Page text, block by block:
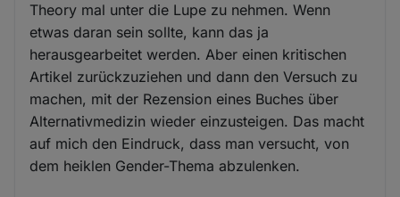
Theory mal unter die Lupe zu nehmen. Wenn
etwas daran sein sollte, kann das ja
herausgearbeitet werden. Aber einen kritischen
Artikel zurückzuziehen und dann den Versuch zu
machen, mit der Rezension eines Buches über
Alternativmedizin wieder einzusteigen. Das macht
auf mich den Eindruck, dass man versucht, von
dem heiklen Gender-Thema abzulenken.